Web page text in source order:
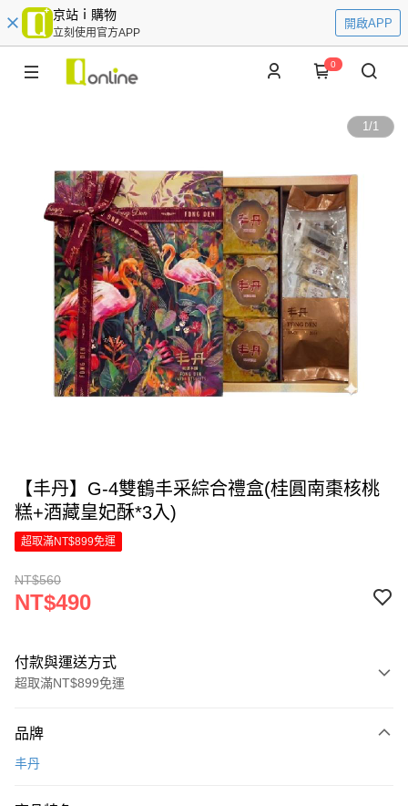
京站ｉ購物
立刻使用官方APP
開啟APP
0
1/1
【丰丹】G-4雙鶴丰采綜合禮盒(桂圓南棗核桃
糕+酒藏皇妃酥*3入)
超取滿NT$899免運
NT$560
NT$490
付款與運送方式
超取滿NT$899免運
信用卡一次付款
品牌
丰丹